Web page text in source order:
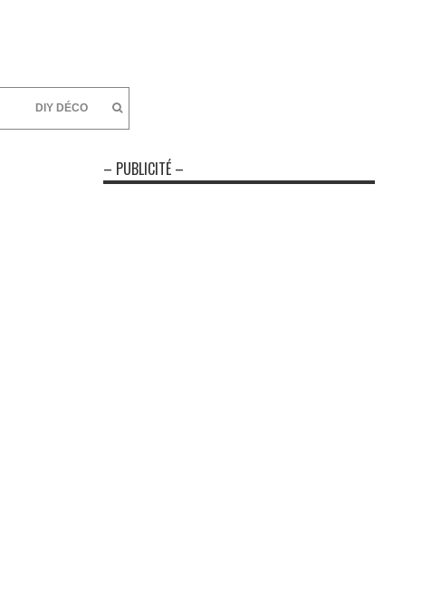
DIY DÉCO
– PUBLICITÉ –